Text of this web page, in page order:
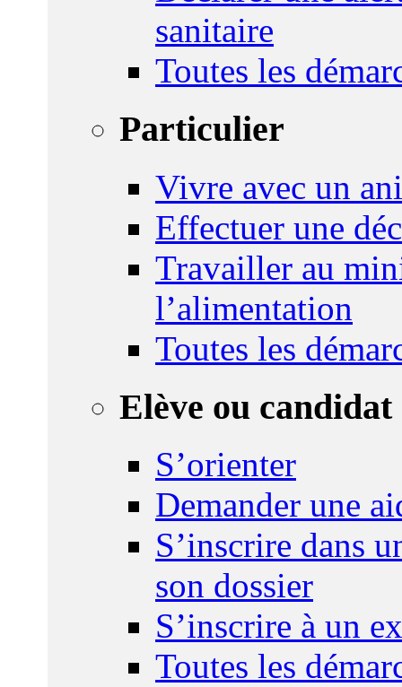
sanitaire
Toutes les
Particulier
Vivre avec un
Effectuer une
Travailler au
l’alimentation
Toutes les
Elève ou candidat
S’orienter
Demander une
S’inscrire dans
son dossier
S’inscrire à un
Toutes les